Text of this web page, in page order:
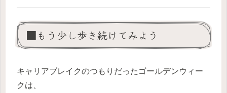
■もう少し歩き続けてみよう
キャリアブレイクのつもりだったゴールデンウィー
クは、